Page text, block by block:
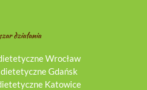
działania
Wrocław
Gdańsk
Katowice